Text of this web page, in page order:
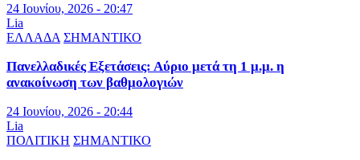
24 Ιουνίου, 2026 - 20:47
Lia
ΕΛΛΑΔΑ ΣΗΜΑΝΤΙΚΟ
Πανελλαδικές Εξετάσεις: Αύριο μετά τη 1 μ.μ. η
ανακοίνωση των βαθμολογιών
24 Ιουνίου, 2026 - 20:44
Lia
ΠΟΛΙΤΙΚΗ ΣΗΜΑΝΤΙΚΟ